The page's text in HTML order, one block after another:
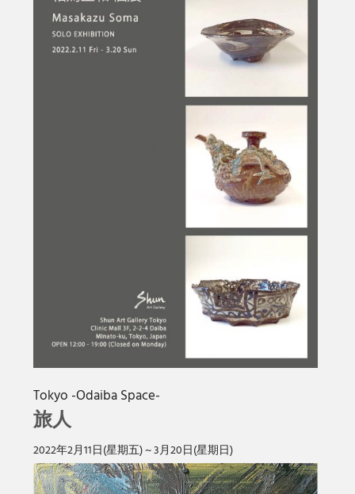
Tokyo -Odaiba Space-
旅人
2022年2月11日(星期五) ~ 3月20日(星期日)